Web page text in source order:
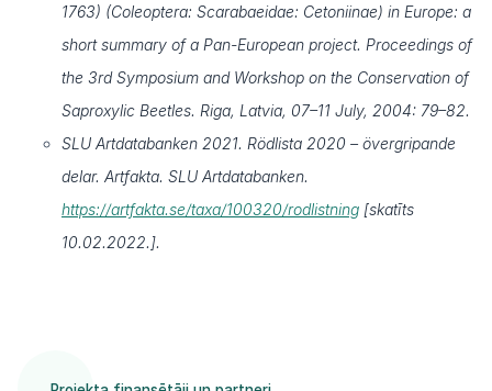
1763) (Coleoptera: Scarabaeidae: Cetoniinae) in Europe: a
short summary of a Pan-European project. Proceedings of
the 3rd Symposium and Workshop on the Conservation of
Saproxylic Beetles. Riga, Latvia, 07–11 July, 2004: 79–82.
SLU Artdatabanken 2021. Rödlista 2020 – övergripande
delar. Artfakta. SLU Artdatabanken.
https://artfakta.se/taxa/100320/rodlistning [skatīts
10.02.2022.].